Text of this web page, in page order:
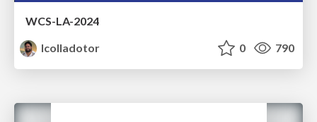
WCS-LA-2024
lcolladotor
0 790